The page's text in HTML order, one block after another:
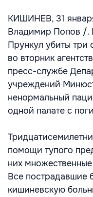
КИШИНЕВ, 31
Владимир Попов /.
Прункул убиты
во вторник
пресс-службе
учреждений
ненормальный
одной палате с
помощи тупого
них
Все пострадавшие
кишиневскую